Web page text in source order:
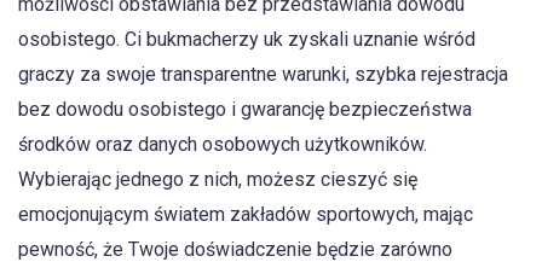
osobistego. Ci bukmacherzy uk zyskali uznanie wśród
graczy za swoje transparentne warunki, szybka rejestracja
bez dowodu osobistego i gwarancję bezpieczeństwa
środków oraz danych osobowych użytkowników.
Wybierając jednego z nich, możesz cieszyć się
emocjonującym światem zakładów sportowych, mając
pewność, że Twoje doświadczenie będzie zarówno